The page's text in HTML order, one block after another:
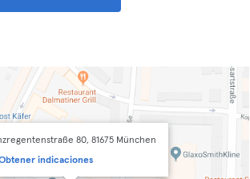
80, 81675 München
indicaciones